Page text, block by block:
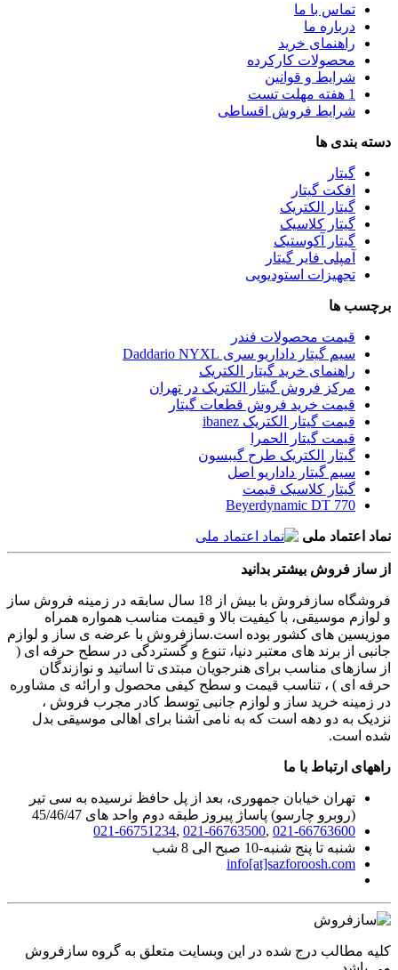
تماس با ما
درباره ما
راهنمای خرید
محصولات کارکرده
شرایط و قوانین
1 هفته مهلت تست
شرایط فروش اقساطی
دسته بندی ها
گیتار
افکت گیتار
گیتار الکتریک
گیتار کلاسیک
گیتار آکوستیک
آمپلی فایر گیتار
تجهیزات استودیویی
برچسب ها
قیمت محصولات فندر
سیم گیتار داداریو سری Daddario NYXL
راهنمای خرید گیتار الکتریک
مرکز فروش گیتار الکتریک در تهران
قیمت خرید فروش قطعات گیتار
قیمت گیتار الکتریک ibanez
قیمت گیتار الحمرا
گیتار الکتریک طرح گیبسون
سیم گیتار داداریو اصل
گیتار کلاسیک قیمت
Beyerdynamic DT 770
نماد اعتماد ملی
از ساز فروش بیشتر بدانید
فروشگاه سازفروش با بیش از 18 سال سابقه در زمینه فروش ساز
و لوازم موسیقی، با کیفیت بالا و قیمت مناسب همواره همراه
موزیسین های کشور بوده است.سازفروش با عرضه ی ساز و لوازم
جانبی از برند های معتبر دنیا، تنوع و گستردگی در سطح حرفه ای (
از سازهای مناسب برای هنرجویان مبتدی تا اساتید و نوازندگان
حرفه ای ) ، تناسب قیمت و سطح کیفی محصول و ارائه ی مشاوره
در زمینه خرید ساز و لوازم جانبی توسط کادر مجرب فروش ،
نزدیک به دو دهه است که به نامی آشنا برای اهالی موسیقی بدل
شده است.
راههای ارتباط با ما
تهران خیابان جمهوری، بعد از پل حافظ نرسیده به سی تیر
(روبرو چارسو) پاساژ پیروز طبقه دوم واحد های 45/46/47
021-66763600
,
021-66763500
,
021-66751234
شنبه تا پنج شنبه-10 صبح الی 8 شب
info[at]sazforoosh.com
کلیه مطالب درج شده در این وبسایت متعلق به گروه سازفروش